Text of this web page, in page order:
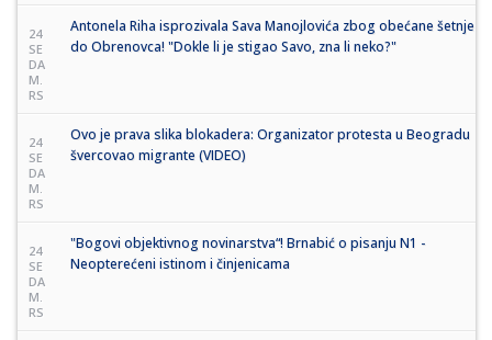
24
SE
DA
M.
RS
Antonela Riha isprozivala Sava Manojlovića zbog obećane šetnje
do Obrenovca! "Dokle li je stigao Savo, zna li neko?"
24
SE
DA
M.
RS
Ovo je prava slika blokadera: Organizator protesta u Beogradu
švercovao migrante (VIDEO)
24
SE
DA
M.
RS
"Bogovi objektivnog novinarstva“! Brnabić o pisanju N1 -
Neopterećeni istinom i činjenicama